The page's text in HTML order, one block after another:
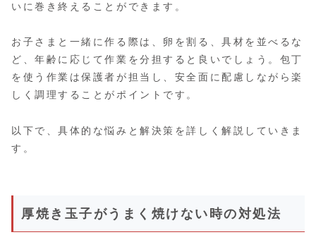
いに巻き終えることができます。
お子さまと一緒に作る際は、卵を割る、具材を並べるな
ど、年齢に応じて作業を分担すると良いでしょう。包丁
を使う作業は保護者が担当し、安全面に配慮しながら楽
しく調理することがポイントです。
以下で、具体的な悩みと解決策を詳しく解説していきま
す。
厚焼き玉子がうまく焼けない時の対処法